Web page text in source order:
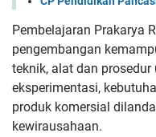
Pembelajaran Prakarya
pengembangan
teknik, alat dan prosedur
eksperimentasi,
produk komersial
kewirausahaan.